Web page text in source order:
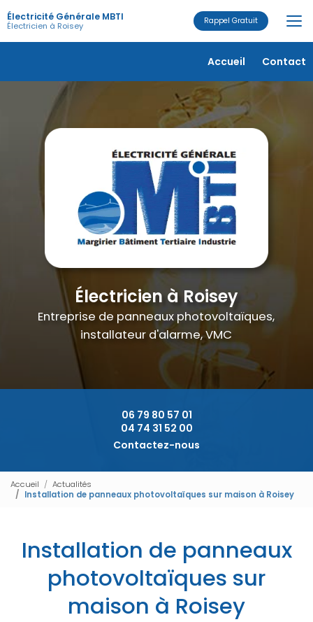
au
contenu
principal
Accueil
Contact
Électricité Générale MBTI
Électricien à Roisey Rappel Gratuit
Électricien à Roisey
Entreprise de panneaux photovoltaïques,
installateur d'alarme, VMC
06 79 80 57 01
04 74 31 52 00
Contactez-nous
Accueil
Actualités
Installation de panneaux photovoltaïques sur maison à Roisey
Installation de panneaux
photovoltaïques sur
maison à Roisey